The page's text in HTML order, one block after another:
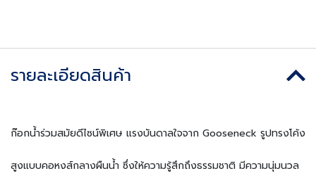
รายละเอียดสินค้า
ก๊อกน้ำร่วมสมัยดีไซน์พิเศษ แรงบันดาลใจจาก Gooseneck รูปทรงโค้ง
สูงแบบคอหงส์กลางผืนน้ำ ซึ่งให้ความรู้สึกถึงธรรมชาติ มีความนุ่มนวล